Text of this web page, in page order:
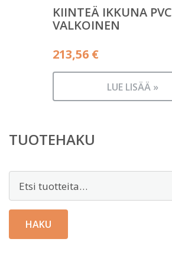
KIINTEÄ IKKUNA PVC
VALKOINEN
213,56 €
LUE LISÄÄ »
TUOTEHAKU
HAKU